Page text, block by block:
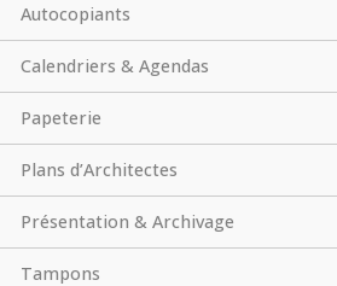
Autocopiants
Calendriers & Agendas
Papeterie
Plans d’Architectes
Présentation & Archivage
Tampons